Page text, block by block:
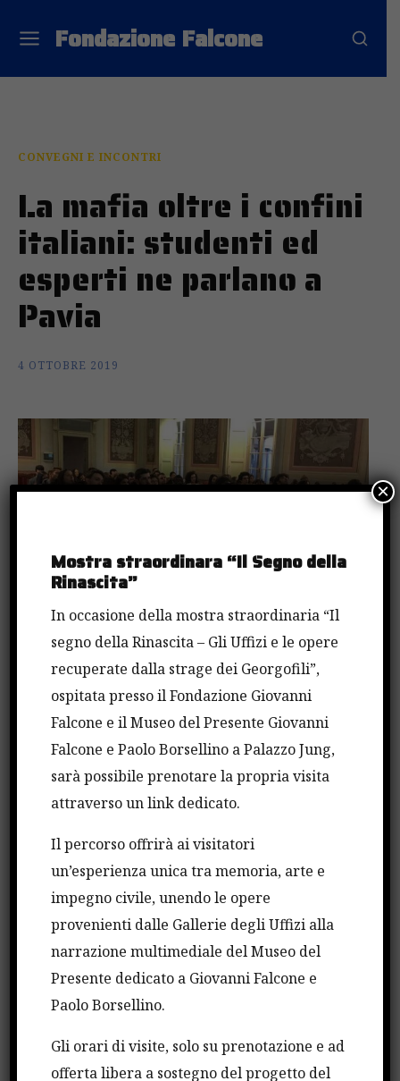
Fondazione Falcone
CONVEGNI E INCONTRI
La mafia oltre i confini
italiani: studenti ed
esperti ne parlano a
Pavia
4 OTTOBRE 2019
La mafia oltre i confini italiani e i nuovi strumenti
di prevenzione e contrasto del crimine organizzato
come la Procura europea. Se ne è parlato a Pavia
nel corso di un incontro organizzato nell’ambito
del progetto le Università per la Legalità voluto dal
Miur e dalla Fondazione Falcone. Relatore
d’eccezione il giudice Antonio Balsamo, consulente
Vienna. L’iniziativa, che prevede altri due
seminari, è stata voluta dall’Università di Pavia, tra
gli Atenei italiani che hanno aderito al
bando.
Università per la Legalità – Fondazione
Mostra straordinara “Il Segno della
Rinascita”
In occasione della mostra straordinaria “Il
segno della Rinascita – Gli Uffizi e le opere
recuperate dalla strage dei Georgofili”,
ospitata presso il Fondazione Giovanni
Falcone e il Museo del Presente Giovanni
Falcone e Paolo Borsellino a Palazzo Jung,
sarà possibile prenotare la propria visita
attraverso un link dedicato.
Il percorso offrirà ai visitatori
un’esperienza unica tra memoria, arte e
impegno civile, unendo le opere
provenienti dalle Gallerie degli Uffizi alla
narrazione multimediale del Museo del
Presente dedicato a Giovanni Falcone e
Paolo Borsellino.
Gli orari di visite, solo su prenotazione e ad
offerta libera a sostegno del progetto del
×